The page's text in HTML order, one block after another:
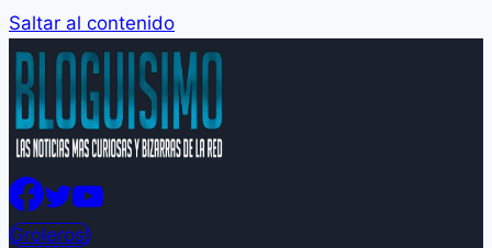
Saltar al contenido
Groleros!